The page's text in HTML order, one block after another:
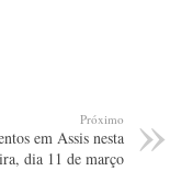
Próximo
em Assis nesta
dia 11 de março